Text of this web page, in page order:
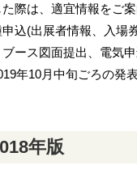
は、適宜情報をご案
(出展者情報、入場券
図面提出、電気申
10月中旬ごろの発表
年版